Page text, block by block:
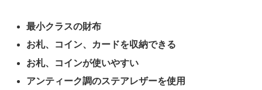
最小クラスの財布
お札、コイン、カードを収納できる
お札、コインが使いやすい
アンティーク調のステアレザーを使用